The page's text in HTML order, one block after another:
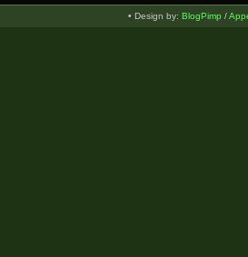
• Design by: BlogPimp /